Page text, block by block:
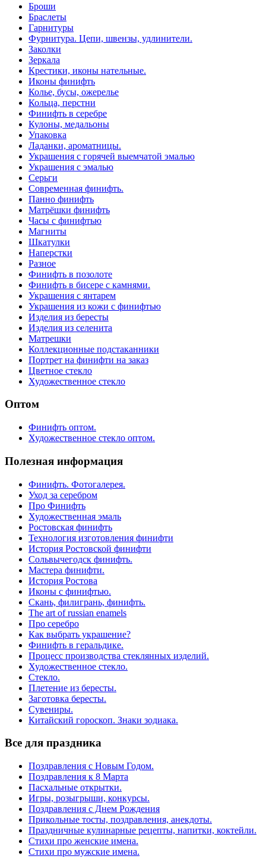
Броши
Браслеты
Гарнитуры
Фурнитура. Цепи, швензы, удлинители.
Заколки
Зеркала
Крестики, иконы нательные.
Иконы финифть
Колье, бусы, ожерелье
Кольца, перстни
Финифть в серебре
Кулоны, медальоны
Упаковка
Ладанки, ароматницы.
Украшения с горячей выемчатой эмалью
Украшения с эмалью
Серьги
Современная финифть.
Панно финифть
Матрёшки финифть
Часы с финифтью
Магниты
Шкатулки
Наперстки
Разное
Финифть в позолоте
Финифть в бисере с камнями.
Украшения с янтарем
Украшения из кожи с финифтью
Изделия из бересты
Изделия из селенита
Матрешки
Коллекционные подстаканники
Портрет на финифти на заказ
Цветное стекло
Художественное стекло
Оптом
Финифть оптом.
Художественное стекло оптом.
Полезная информация
Финифть. Фотогалерея.
Уход за серебром
Про Финифть
Художественная эмаль
Ростовская финифть
Технология изготовления финифти
История Ростовской финифти
Сольвычегодск финифть.
Мастера финифти.
История Ростова
Иконы с финифтью.
Скань, филигрань, финифть.
The art of russian enamels
Про серебро
Как выбрать украшение?
Финифть в геральдике.
Процесс производства стеклянных изделий.
Художественное стекло.
Стекло.
Плетение из бересты.
Заготовка бересты.
Сувениры.
Китайский гороскоп. Знаки зодиака.
Все для праздника
Поздравления с Новым Годом.
Поздравления к 8 Марта
Пасхальные открытки.
Игры, розыгрыши, конкурсы.
Поздравления с Днем Рождения
Прикольные тосты, поздравления, анекдоты.
Праздничные кулинарные рецепты, напитки, коктейли.
Стихи про женские имена.
Стихи про мужские имена.